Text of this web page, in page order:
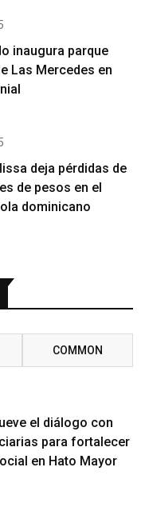
inaugura parque
Las Mercedes en
deja pérdidas de
de pesos en el
dominicano
COMMON
el diálogo con
para fortalecer
en Hato Mayor